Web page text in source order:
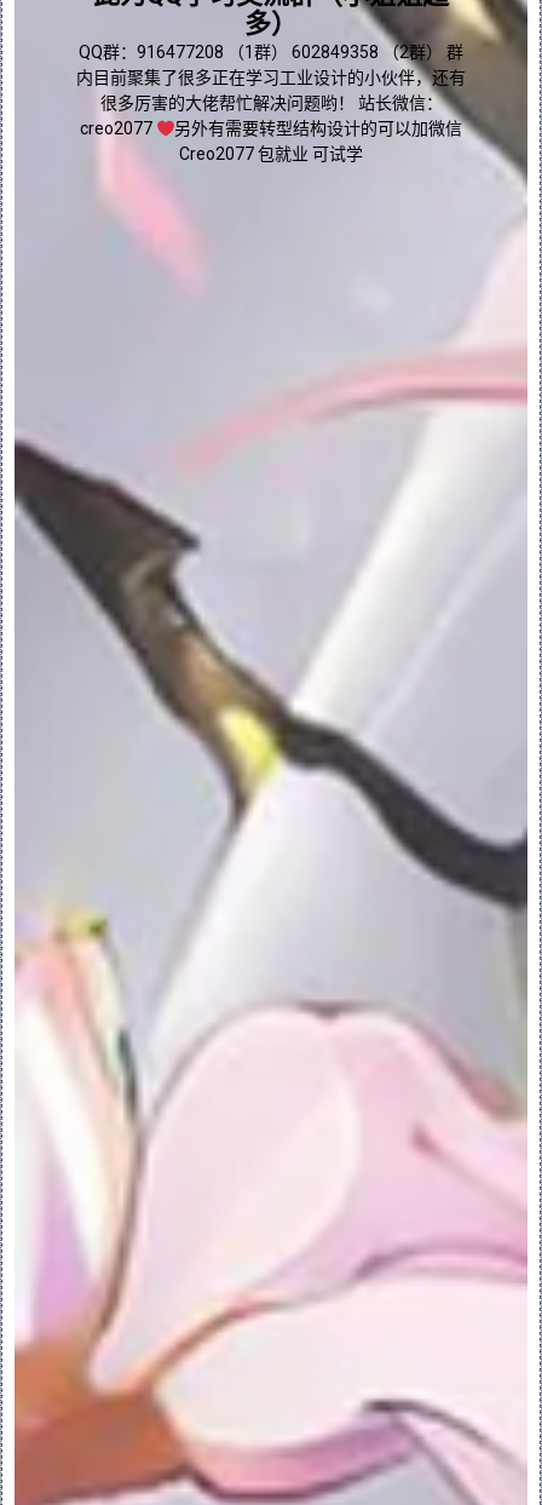
使用界面匹配放置元件：
1.在打开的装配中，单击 “组装”
(Assemble)。“打开”(Open) 对话框打
(Open)。“元件放置”(Component
4.单击“选项”(Options)。“选项”
(Options) 选项卡随即打开。选择所有所需
◦包含临时界面 (Include Temporary
Interfaces) - 使用临时界面。
◦包括子模型界面 (Include Sub Model
Interfaces) - 在所有子模型中使用界
面。
◦检查界面标准 (Check Interface
Criteria) – 检查标准是否匹配。
◦检查匹配干涉 (Check Interference
Of Matches) - 匹配不与其它元件发生干
5.选择一个界面放置选项，然后使用“界面至
界面”(Interface To Interface) 或
“界面至几何”(Interface To Geometry)
继续进行放置。
1.默认情况下，将从“约束”(Constraints)
列表中选择“界面至界面”(Interface To
Interface)。
2.单击在装配中出现的每个界面（由
标
识）。出现的元件会被自动放置在该位置。
并从快捷菜单中选择“新建位置”(New
Location)，或者在“放置”(Placement)
选项卡中单击“新建位置”(New
Location)。
4.要自动放置出现的多个元件，请按照下列步
骤操作：
5.单击 “自动放置”(Auto Place)。“自动
放置”(Auto Place) 对话框打开。
6.选择自动放置选项：
多）
QQ群：916477208 （1群） 602849358 （2群） 群
内目前聚集了很多正在学习工业设计的小伙伴，还有
很多厉害的大佬帮忙解决问题哟！ 站长微信：
creo2077
另外有需要转型结构设计的可以加微信
Creo2077 包就业 可试学
点我直接加群嘛